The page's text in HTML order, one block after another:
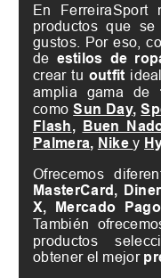
En FerreiraSport
productos que
gustos. Por eso,
de estilos de
crear tu outfit
amplia gama de
comoSun Day,
Flash, Buen
Palmera, Nikey
Ofrecemos
MasterCard,
X, Mercado
También
productos
obtener el mejor